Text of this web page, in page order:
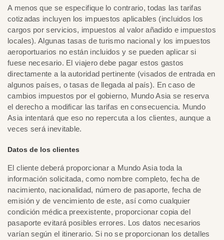
A menos que se especifique lo contrario, todas las tarifas
cotizadas incluyen los impuestos aplicables (incluidos los
cargos por servicios, impuestos al valor añadido e impuestos
locales). Algunas tasas de turismo nacional y los impuestos
aeroportuarios no están incluidos y se pueden aplicar si
fuese necesario. El viajero debe pagar estos gastos
directamente a la autoridad pertinente (visados de entrada en
algunos países, o tasas de llegada al país). En caso de
cambios impuestos por el gobierno, Mundo Asia se reserva
el derecho a modificar las tarifas en consecuencia. Mundo
Asia intentará que eso no repercuta a los clientes, aunque a
veces será inevitable.
Datos de los clientes
El cliente deberá proporcionar a Mundo Asia toda la
información solicitada, como nombre completo, fecha de
nacimiento, nacionalidad, número de pasaporte, fecha de
emisión y de vencimiento de este, así como cualquier
condición médica preexistente, proporcionar copia del
pasaporte evitará posibles errores. Los datos necesarios
varían según el itinerario. Si no se proporcionan los detalles